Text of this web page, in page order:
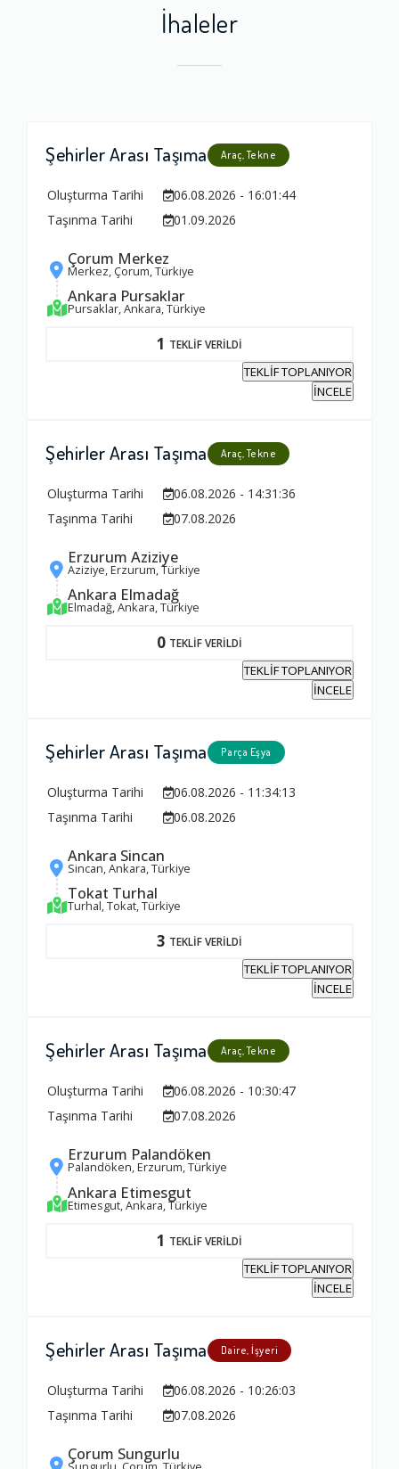
İhaleler
Şehirler Arası Taşıma Araç, Tekne
Oluşturma Tarihi
06.08.2026 - 16:01:44
Taşınma Tarihi
01.09.2026
Çorum Merkez
Merkez, Çorum, Türkiye
Ankara Pursaklar
Pursaklar, Ankara, Türkiye
1 TEKLİF VERİLDİ
TEKLİF TOPLANIYOR
İNCELE
Şehirler Arası Taşıma Araç, Tekne
Oluşturma Tarihi
06.08.2026 - 14:31:36
Taşınma Tarihi
07.08.2026
Erzurum Aziziye
Aziziye, Erzurum, Türkiye
Ankara Elmadağ
Elmadağ, Ankara, Türkiye
0 TEKLİF VERİLDİ
TEKLİF TOPLANIYOR
İNCELE
Şehirler Arası Taşıma Parça Eşya
Oluşturma Tarihi
06.08.2026 - 11:34:13
Taşınma Tarihi
06.08.2026
Ankara Sincan
Sincan, Ankara, Türkiye
Tokat Turhal
Turhal, Tokat, Türkiye
3 TEKLİF VERİLDİ
TEKLİF TOPLANIYOR
İNCELE
Şehirler Arası Taşıma Araç, Tekne
Oluşturma Tarihi
06.08.2026 - 10:30:47
Taşınma Tarihi
07.08.2026
Erzurum Palandöken
Palandöken, Erzurum, Türkiye
Ankara Etimesgut
Etimesgut, Ankara, Türkiye
1 TEKLİF VERİLDİ
TEKLİF TOPLANIYOR
İNCELE
Şehirler Arası Taşıma Daire, İşyeri
Oluşturma Tarihi
06.08.2026 - 10:26:03
Taşınma Tarihi
07.08.2026
Çorum Sungurlu